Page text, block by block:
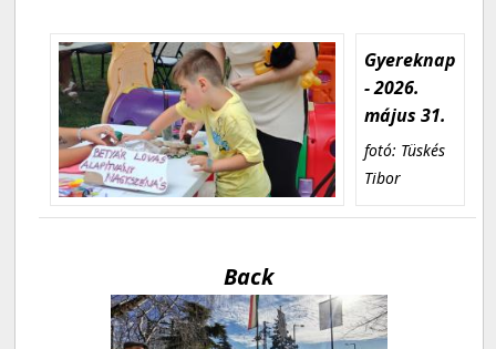
Gyereknap
- 2026.
május 31.
fotó: Tüskés
Tibor
Back